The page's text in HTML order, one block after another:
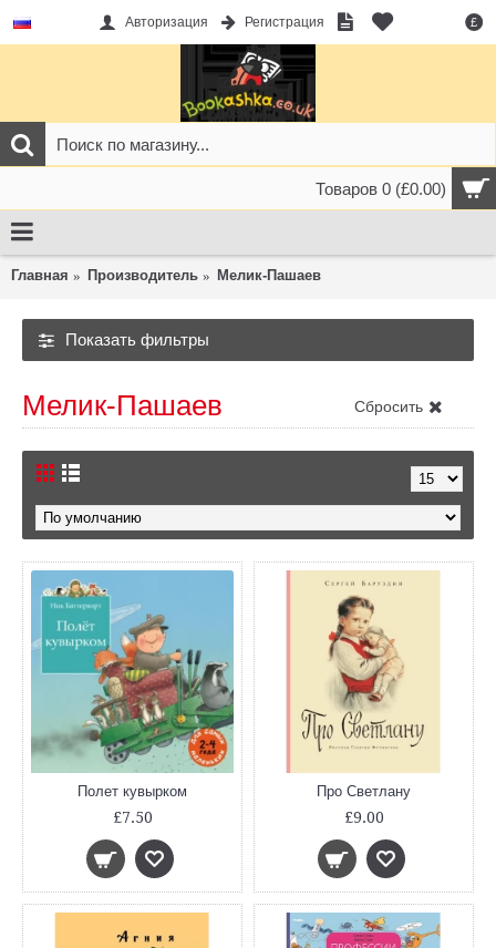
£
Авторизация Регистрация
Товаров 0 (£0.00)
Главная Производитель Мелик-Пашаев
Показать фильтры
Сбросить
Мелик-Пашаев
Полет кувырком
£7.50
Про Светлану
£9.00